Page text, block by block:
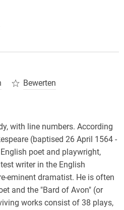
Bewerten
with line numbers. According
(baptised 26 April 1564 -
poet and playwright,
writer in the English
eminent dramatist. He is often
and the "Bard of Avon" (or
works consist of 38 plays,